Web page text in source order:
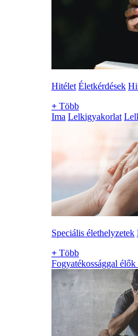
Hitélet Életkérdések
+ Több
Ima Lelkigyakorlat
Speciális élethelyzetek
+ Több
Fogyatékossággal élők